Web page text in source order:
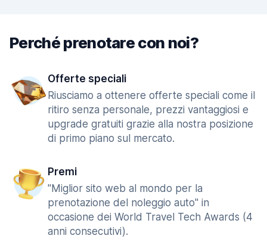
Perché prenotare con noi?
Offerte speciali
Riusciamo a ottenere offerte speciali come il
ritiro senza personale, prezzi vantaggiosi e
upgrade gratuiti grazie alla nostra posizione
di primo piano sul mercato.
Premi
"Miglior sito web al mondo per la
prenotazione del noleggio auto" in
occasione dei World Travel Tech Awards (4
anni consecutivi).